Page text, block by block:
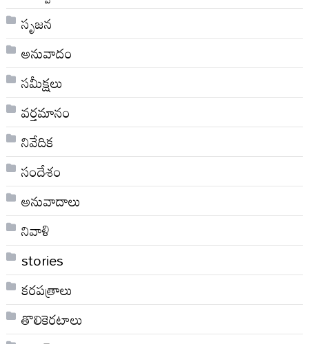
సృజన
అనువాదం
సమీక్షలు
వర్తమానం
నివేదిక
సందేశం
అనువాదాలు
నివాళి
stories
కరపత్రాలు
తొలికెరటాలు